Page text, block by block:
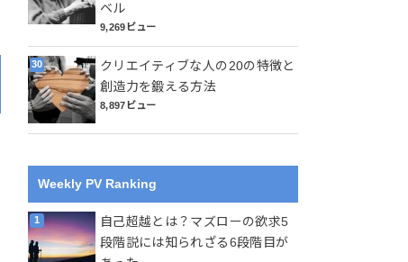
ベル
9,269ビュー
クリエイティブな人の20の特徴と
創造力を鍛える方法
8,897ビュー
Weekly PV Ranking
自己超越とは？マズローの欲求5
段階説には知られざる6段階目が